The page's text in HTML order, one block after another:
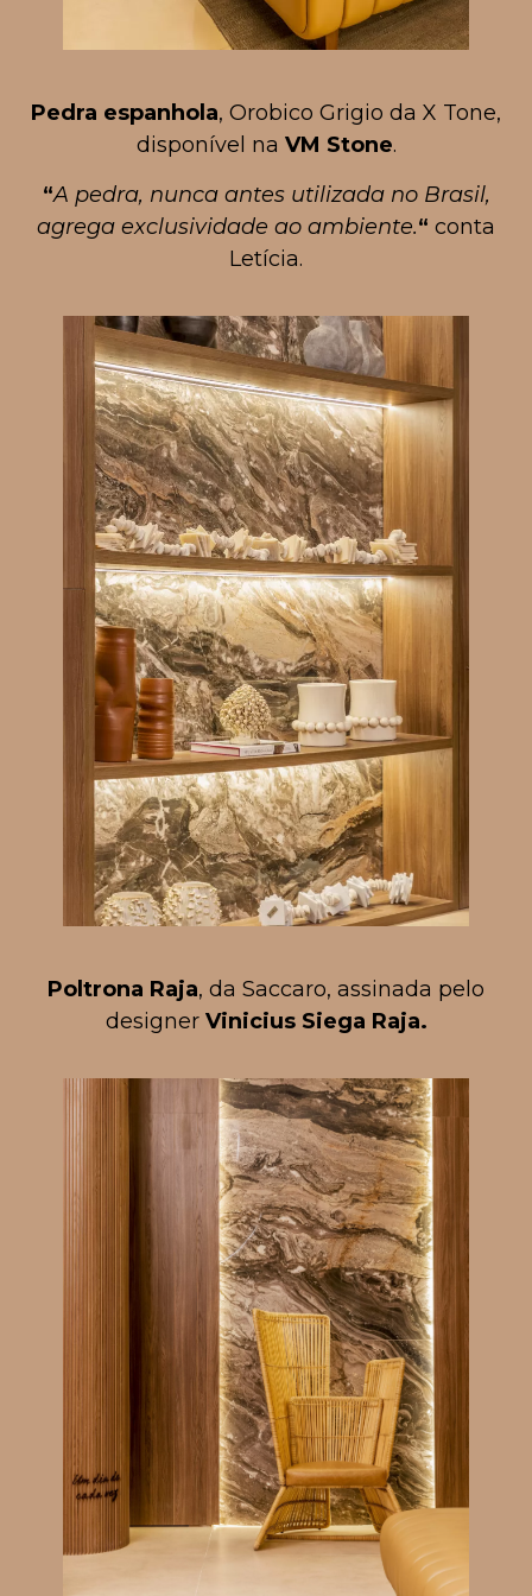
Pedra espanhola, Orobico Grigio da X Tone,
disponível na VM Stone.
“A pedra, nunca antes utilizada no Brasil,
agrega exclusividade ao ambiente.“ conta
Letícia.
Poltrona Raja, da Saccaro, assinada pelo
designer Vinicius Siega Raja.